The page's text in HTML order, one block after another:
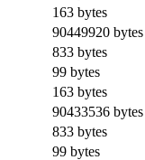
163 bytes
90449920 bytes
833 bytes
99 bytes
163 bytes
90433536 bytes
833 bytes
99 bytes